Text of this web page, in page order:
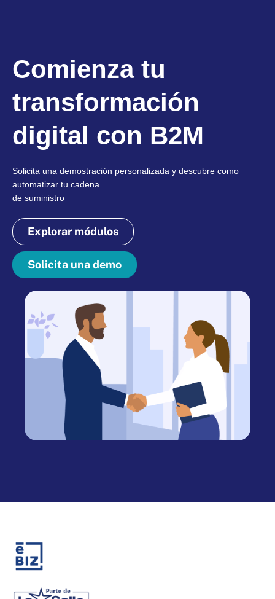
Comienza tu
transformación
digital con B2M
Solicita una demostración personalizada y descubre como
automatizar tu cadena
de suministro
Explorar módulos
Solicita una demo